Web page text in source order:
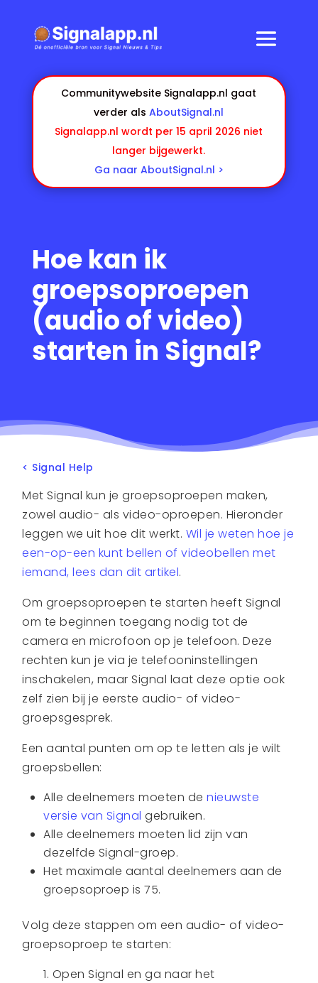
Communitywebsite Signalapp.nl gaat
verder alsAboutSignal.nl
Signalapp.nl wordt per 15 april 2026 niet
langer bijgewerkt.
Ga naar AboutSignal.nl >
Hoe kan ik
groepsoproepen
(audio of video)
starten in Signal?
< Signal Help
Met Signal kun je groepsoproepen maken,
zowel audio- als video-oproepen. Hieronder
leggen we uit hoe dit werkt. Wil je weten hoe je
een-op-een kunt bellen of videobellen met
iemand, lees dan dit artikel.
Om groepsoproepen te starten heeft Signal
om te beginnen toegang nodig tot de
camera en microfoon op je telefoon. Deze
rechten kun je via je telefooninstellingen
inschakelen, maar Signal laat deze optie ook
zelf zien bij je eerste audio- of video-
groepsgesprek.
Een aantal punten om op te letten als je wilt
groepsbellen:
Alle deelnemers moeten denieuwste
versie van Signal gebruiken.
Alle deelnemers moeten lid zijn van
dezelfde Signal-groep.
Het maximale aantal deelnemers aan de
groepsoproep is 75.
Volg deze stappen om een audio- of video-
groepsoproep te starten:
Open Signal en ga naar het